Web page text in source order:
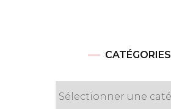
CATÉGORIES